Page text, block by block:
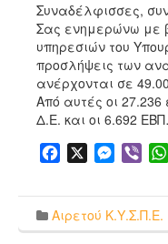
Συναδέλφισσες,
Σας ενημερώνω με
υπηρεσιών του
προσλήψεις των
ανέρχονται σε
Από αυτές οι 27.236
Δ.Ε. και οι 6.692
Facebook Viber
Αιρετού Κ.Υ.Σ.Π.Ε.